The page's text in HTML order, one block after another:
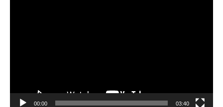
00:00 03:40